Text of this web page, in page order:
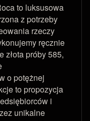
to luksusowa
z potrzeby
rzeczy
ręcznie
złota próby 585,
o potężnej
to propozycja
i
unikalne